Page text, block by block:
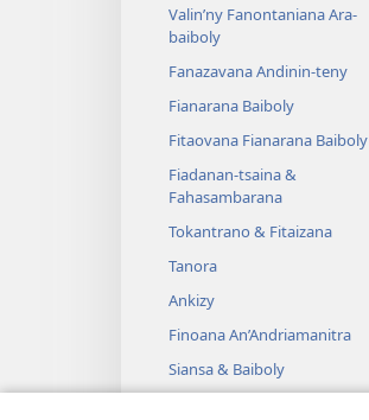
Valin’ny Fanontaniana Ara-
baiboly
Fanazavana Andinin-teny
Fianarana Baiboly
Fitaovana Fianarana Baiboly
Fiadanan-tsaina &
Fahasambarana
Tokantrano & Fitaizana
Tanora
Ankizy
Finoana An’Andriamanitra
Siansa & Baiboly